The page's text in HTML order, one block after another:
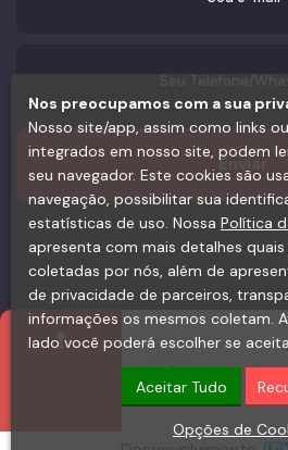
Nos preocupamos com a sua
Nosso site/app, assim como links
integrados em nosso site, podem
seu navegador. Este cookies são
navegação, possibilitar sua
estatísticas de uso. Nossa Política
apresenta com mais detalhes
coletadas por nós, além de
de privacidade de parceiros,
informações os mesmos coletam.
lado você poderá escolher se
Aceitar Tudo
Opções de